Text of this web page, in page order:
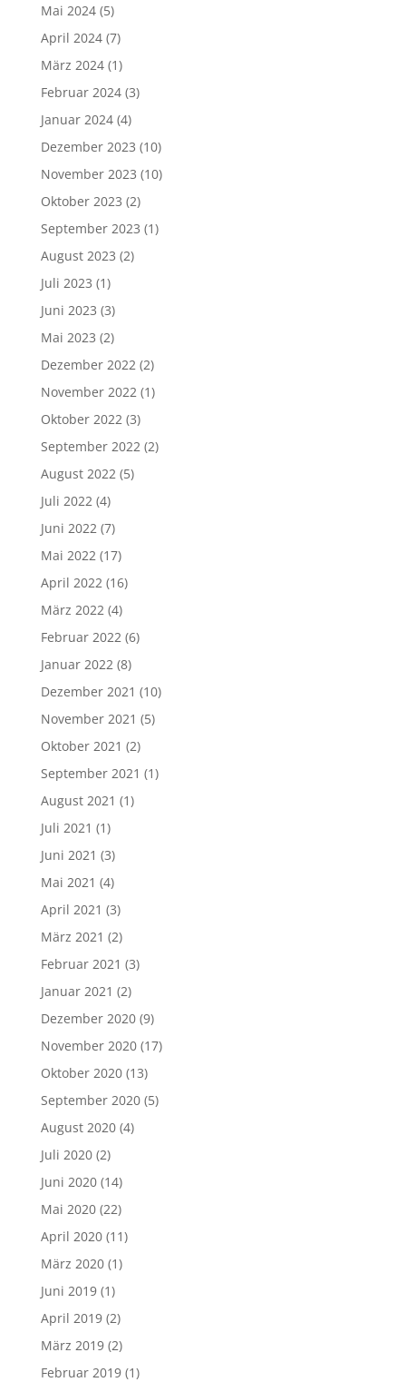
Mai 2024(5)
April 2024(7)
März 2024(1)
Februar 2024(3)
Januar 2024(4)
Dezember 2023 (10)
November 2023 (10)
Oktober 2023 (2)
September 2023 (1)
August 2023 (2)
Juli 2023 (1)
Juni 2023 (3)
Mai 2023 (2)
Dezember 2022 (2)
November 2022 (1)
Oktober 2022 (3)
September 2022 (2)
August 2022 (5)
Juli 2022 (4)
Juni 2022 (7)
Mai 2022 (17)
April 2022 (16)
März 2022 (4)
Februar 2022 (6)
Januar 2022 (8)
Dezember 2021 (10)
November 2021 (5)
Oktober 2021 (2)
September 2021 (1)
August 2021 (1)
Juli 2021 (1)
Juni 2021 (3)
Mai 2021 (4)
April 2021 (3)
März 2021 (2)
Februar 2021 (3)
Januar 2021 (2)
Dezember 2020(9)
November 2020(17)
Oktober 2020(13)
September 2020(5)
August 2020(4)
Juli 2020(2)
Juni 2020(14)
Mai 2020(22)
April 2020(11)
März 2020(1)
Juni 2019(1)
April 2019(2)
März 2019(2)
Februar 2019(1)